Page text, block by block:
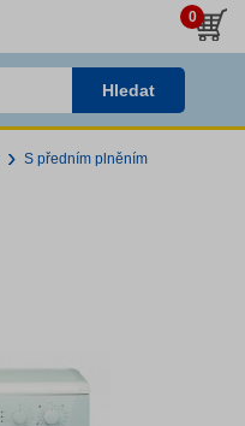
0
Hledat
S předním plněním